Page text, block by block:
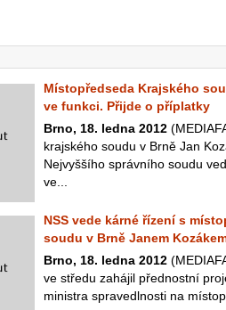
Místopředseda Krajského
ve funkci. Přijde o příplatky
Brno, 18. ledna 2012
krajského soudu v Brně Jan
Nejvyššího správního soudu
ve...
NSS vede kárné řízení s
soudu v Brně Janem
Brno, 18. ledna 2012
ve středu zahájil přednostní
ministra spravedlnosti na